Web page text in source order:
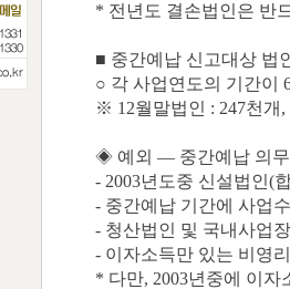
* 전년도 결손법인은 반
■ 중간예납 신고대상 법
○ 각 사업연도의 기간이
※ 12월말법인 : 247천개,
◈ 예외 ― 중간예납 의무
- 2003년도중 신설법인(
- 중간예납 기간에 사업
- 청산법인 및 국내사업
- 이자소득만 있는 비영
* 다만, 2003년중에 이